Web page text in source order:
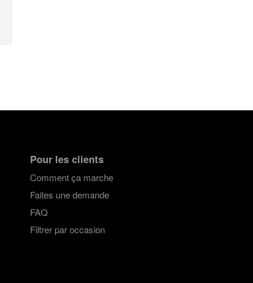
Pour les clients
Comment ça marche
Faites une demande
FAQ
Filtrer par occasion